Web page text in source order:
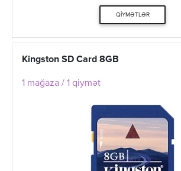
QIYMƏTLƏR
Kingston SD Card 8GB
1 mağaza / 1 qiymət